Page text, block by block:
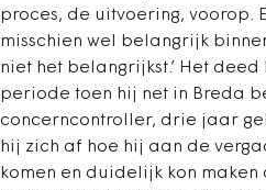
proces, de uitvoering, voorop.
misschien wel belangrijk
niet het belangrijkst.’ Het
periode toen hij net in Breda
concerncontroller, drie jaar
hij zich af hoe hij aan de
komen en duidelijk kon